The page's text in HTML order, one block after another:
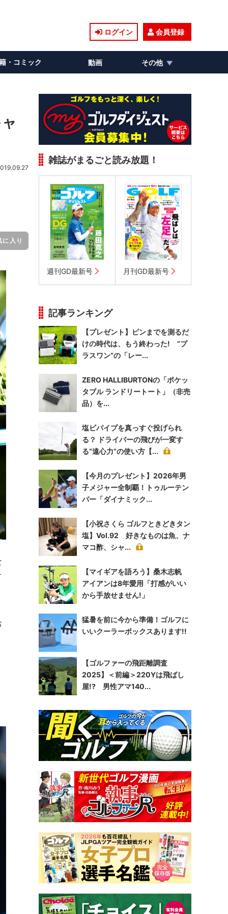
ログイン 会員登録
・コミック 動画 その他
に入り
雑誌がまるごと読み放題！
週刊GD最新号 月刊GD最新号
記事ランキング
【プレゼント】ピンまでを測るだ
けの時代は、もう終わった! “プ
ラスワン”の「レー...
ZERO HALLIBURTONの「ポケッ
タブル ランドリートート」（非売
品）を...
塩ビパイプを真っすぐ投げられ
る？ ドライバーの飛びが一変す
る“遠心力”の使い方【...
【今月のプレゼント】2026年男
子メジャー全制覇！トゥルーテン
パー「ダイナミック...
【小祝さくら ゴルフときどきタン
塩】Vol.92 好きなものは魚、ナ
マコ酢、シャ...
【マイギアを語ろう】桑木志帆
アイアンは8年愛用「打感がいい
から手放せません!」
猛暑を前に今から準備！ゴルフに
いいクーラーボックスあります!!
【ゴルファーの飛距離調査
2025】＜前編＞220Yは飛ばし
屋!? 男性アマ140...